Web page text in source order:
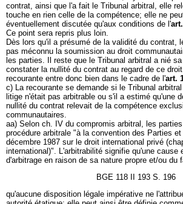
contrat, ainsi que l'a fait le Tribunal arbitral, elle
touche en rien celle de la compétence; elle ne
éventuellement discutée qu'aux conditions de l'
Ce point sera repris plus loin.
Dès lors qu'il a présumé de la validité du contrat,
pas méconnu la soumission au droit
les parties. Il reste que le Tribunal arbitral a nié
constater la nullité du contrat au regard de ce
recourante entre donc bien dans le cadre de l'art.
c) La recourante se demande si le Tribunal
litige n'était pas arbitrable ou s'il a estimé qu'une
nullité du contrat relevait de la compétence
communautaires.
aa) Selon ch. IV du compromis arbitral, les
procédure arbitrale "à la convention des Parties
décembre 1987 sur le droit international privé
international)". L'arbitrabilité signifie qu'une cause
d'arbitrage en raison de sa nature propre et/ou du
BGE 118 II 193 S. 196
qu'aucune disposition légale impérative ne